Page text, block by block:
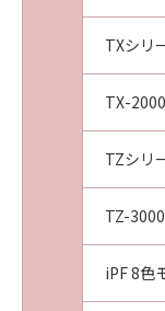
Consistent
227.7202-1
the
herein.
8501, Japan.
本条におい
契約におけ
のとします。
TXシリ
TX-
TZシリ
TZ-
iPF 8色